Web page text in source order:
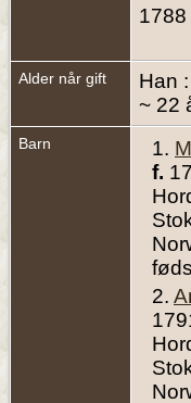
1788
Alder når gift
Han
~ 22
Barn 1.
f.
2.